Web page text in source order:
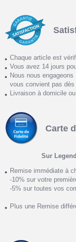
Chaque article est
Vous avez 14 jours
Nous nous
vous convient pas dès
Livraison à domicile
Carte
Sur
Remise immédiate à
-10% sur votre
-5% sur toutes vos
Plus une Remise